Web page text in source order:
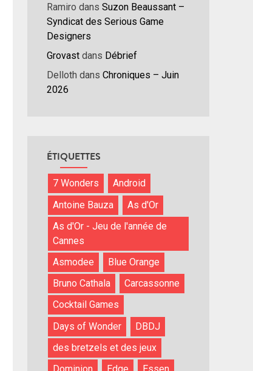
Ramiro dans Suzon Beaussant –
Syndicat des Serious Game
Designers
Grovast dans Débrief
Delloth dans Chroniques – Juin
2026
ÉTIQUETTES
7 Wonders
Android
Antoine Bauza
As d'Or
As d'Or - Jeu de l'année de
Cannes
Asmodee
Blue Orange
Bruno Cathala
Carcassonne
Cocktail Games
Days of Wonder
DBDJ
des bretzels et des jeux